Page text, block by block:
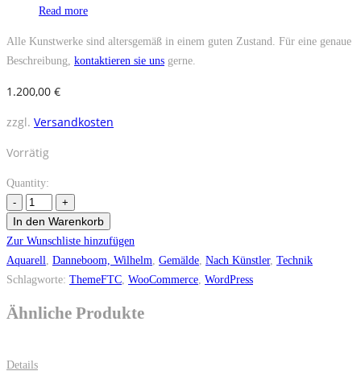
Read more
Alle Kunstwerke sind altersgemäß in einem guten Zustand. Für eine genaue
Beschreibung, kontaktieren sie uns gerne.
1.200,00 €
zzgl. Versandkosten
Vorrätig
Quantity:
In den Warenkorb
Zur Wunschliste hinzufügen
Aquarell Danneboom, Wilhelm Gemälde Nach Künstler, Technik
Schlagworte: ThemeFTC WooCommerce WordPress
Ähnliche Produkte
Details